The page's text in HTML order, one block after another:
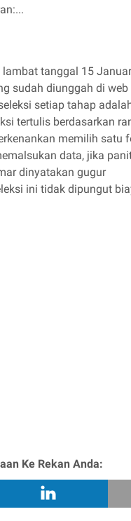
tanggal 15
sudah diunggah di
setiap tahap
tertulis berdasarkan
memilih satu
data, jika
dinyatakan gugur
ini tidak dipungut
Ke Rekan Anda: